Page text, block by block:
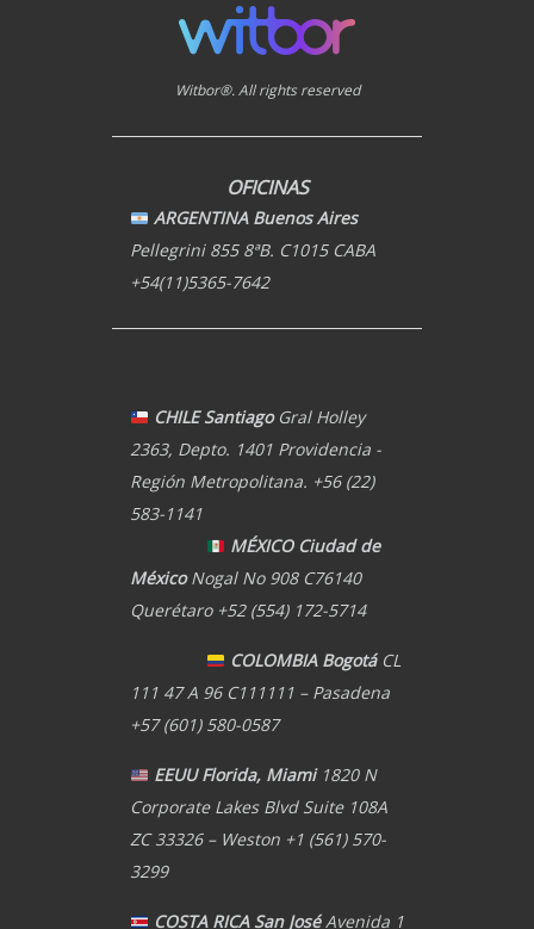
Witbor®. All rights reserved
OFICINAS
ARGENTINA Buenos Aires
Pellegrini 855 8ªB. C1015 CABA
+54(11)5365-7642
CHILE Santiago Gral Holley
2363, Depto. 1401 Providencia -
Región Metropolitana. +56 (22)
583-1141
MÉXICO Ciudad de
MéxicoNogal No 908 C76140
Querétaro +52 (554) 172-5714
COLOMBIA BogotáCL
111 47 A 96 C111111 – Pasadena
+57 (601) 580-0587
EEUU Florida, Miami1820 N
Corporate Lakes Blvd Suite 108A
ZC 33326 – Weston +1 (561) 570-
3299
COSTA RICA San JoséAvenida 1